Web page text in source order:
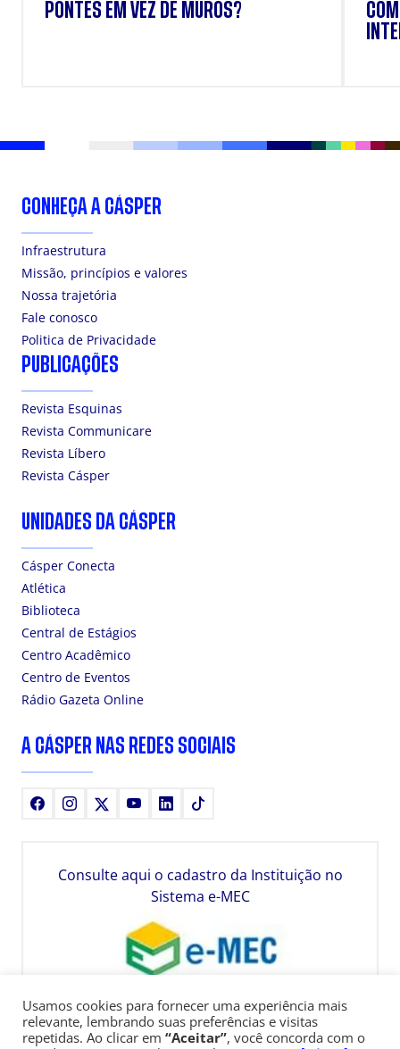
PONTES EM VEZ DE MUROS?
CONHEÇA A CÁSPER
Infraestrutura
Missão, princípios e valores
Nossa trajetória
Fale conosco
Politica de Privacidade
PUBLICAÇÕES
Revista Esquinas
Revista Communicare
Revista Líbero
Revista Cásper
UNIDADES DA CÁSPER
Cásper Conecta
Atlética
Biblioteca
Central de Estágios
Centro Acadêmico
Centro de Eventos
Rádio Gazeta Online
A CÁSPER NAS REDES SOCIAIS
FacebookInstagram YoutubeLinkedIn
Consulte aqui o cadastro da Instituição no
Sistema e-MEC
Usamos cookies para fornecer uma experiência mais
relevante, lembrando suas preferências e visitas
repetidas. Ao clicar em “Aceitar”, você concorda com o